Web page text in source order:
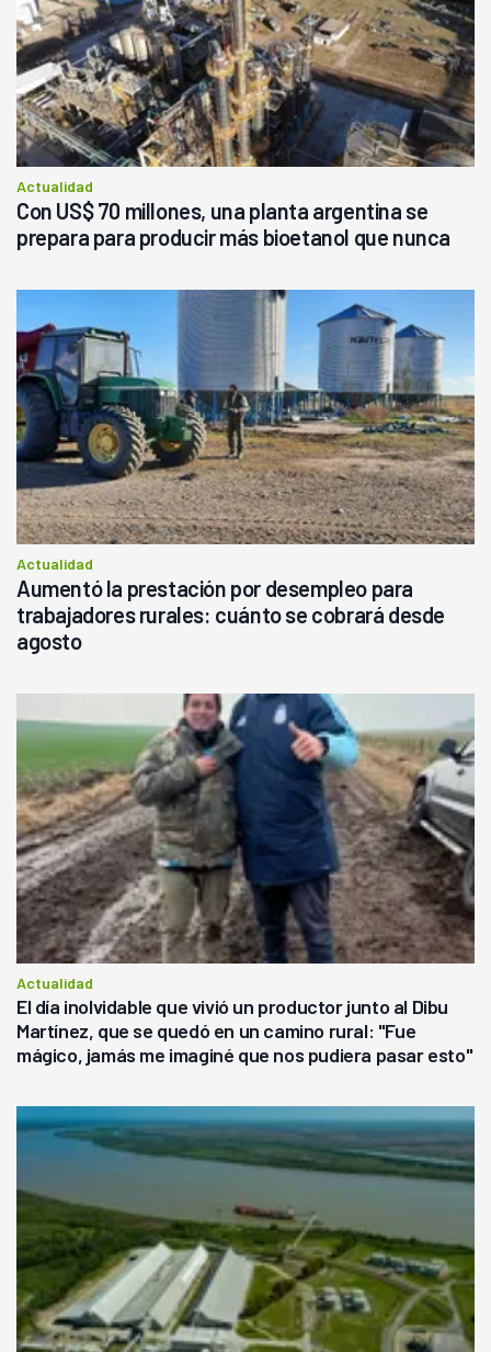
Actualidad
Con US$ 70 millones, una planta argentina se
prepara para producir más bioetanol que nunca
Actualidad
Aumentó la prestación por desempleo para
trabajadores rurales: cuánto se cobrará desde
agosto
Actualidad
El día inolvidable que vivió un productor junto al Dibu
Martínez, que se quedó en un camino rural: "Fue
mágico, jamás me imaginé que nos pudiera pasar esto"